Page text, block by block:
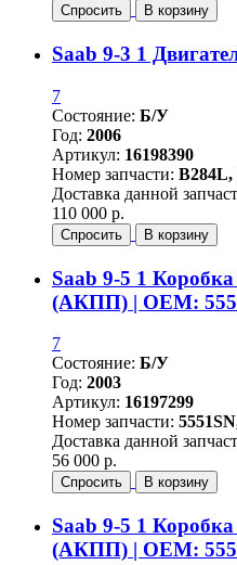
Спросить В корзину
Saab 9-3 1
7
Состояние: Б/У
Год: 2006
Артикул: 16198390
Номер запчасти:
Доставка данной
110 000 р.
Спросить В корзину
Saab 9-5 1
(АКПП) | OEM:
7
Состояние: Б/У
Год: 2003
Артикул: 16197299
Номер запчасти:
Доставка данной
56 000 р.
Спросить В корзину
Saab 9-5 1
(АКПП) | OEM: